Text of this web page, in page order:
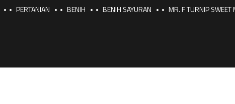
PERTANIAN BENIH BENIH SAYURAN MR. F TURNIP SWEET